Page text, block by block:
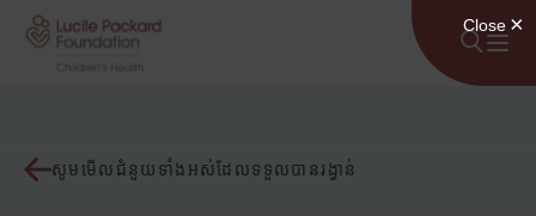
រំលងទៅមាតិកា
សូមមើលជំនួយទាំងអស់ដែលទទួលបានរង្វាន់